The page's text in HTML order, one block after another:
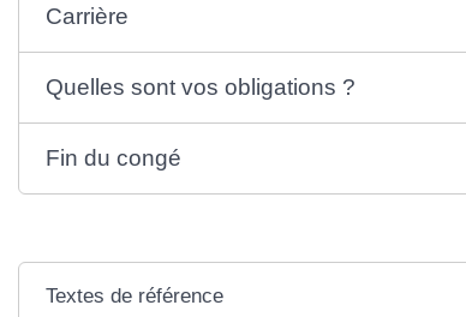
Carrière
Quelles sont vos obligations ?
Fin du congé
Textes de référence